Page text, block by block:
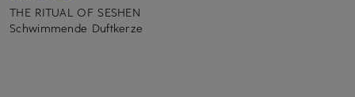
THE RITUAL OF SESHEN
Schwimmende Duftkerze